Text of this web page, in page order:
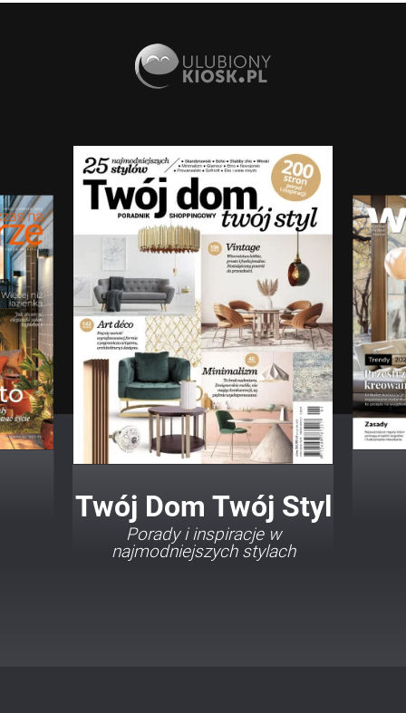
Twój Dom Twój Styl
Porady i inspiracje w
najmodniejszych stylach